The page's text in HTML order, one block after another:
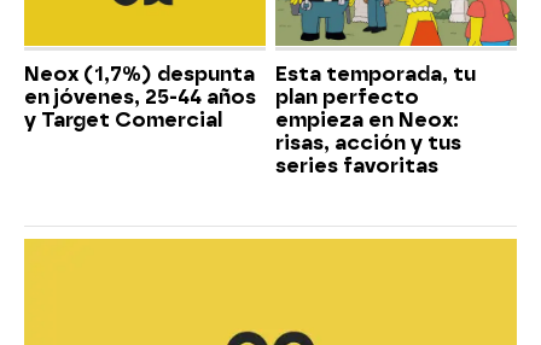
Neox (1,7%) despunta
en jóvenes, 25-44 años
y Target Comercial
Esta temporada, tu
plan perfecto
empieza en Neox:
risas, acción y tus
series favoritas